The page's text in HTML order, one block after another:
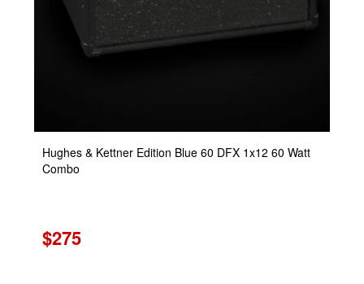
Hughes & Kettner Edition Blue 60 DFX 1x12 60 Watt
Combo
$275